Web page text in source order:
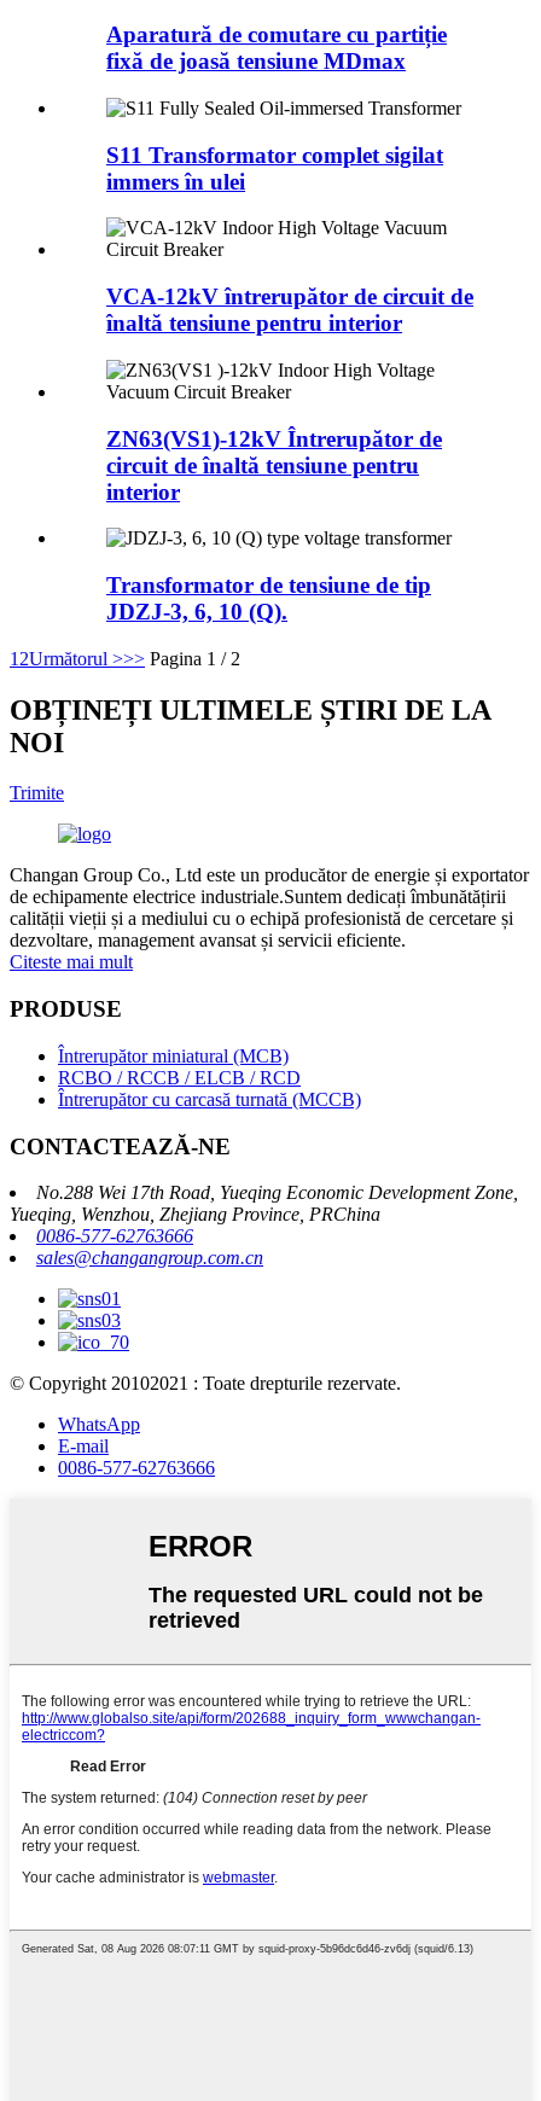
Aparatură de comutare cu partiție
fixă ​​de joasă tensiune MDmax
S11 Transformator complet sigilat
immers în ulei
VCA-12kV întrerupător de circuit de
înaltă tensiune pentru interior
ZN63(VS1)-12kV Întrerupător de
circuit de înaltă tensiune pentru
interior
Transformator de tensiune de tip
JDZJ-3, 6, 10 (Q).
1 2Următorul >>> Pagina 1 / 2
OBȚINEȚI ULTIMELE ȘTIRI DE LA
NOI
Trimite
Changan Group Co., Ltd este un producător de energie și exportator
de echipamente electrice industriale.Suntem dedicați îmbunătățirii
calității vieții și a mediului cu o echipă profesionistă de cercetare și
dezvoltare, management avansat și servicii eficiente.
Citeste mai mult
PRODUSE
Întrerupător miniatural (MCB)
RCBO / RCCB / ELCB / RCD
Întrerupător cu carcasă turnată (MCCB)
CONTACTEAZĂ-NE
No.288 Wei 17th Road, Yueqing Economic Development Zone,
Yueqing, Wenzhou, Zhejiang Province, PRChina
0086-577-62763666
sales@changangroup.com.cn
© Copyright 20102021 : Toate drepturile rezervate.
WhatsApp
E-mail
0086-577-62763666